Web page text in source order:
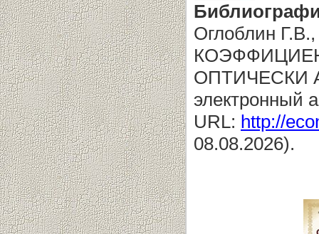
Оглоблин
ОПТИЧЕСКИ
электронный
URL: http://
08.08.2026).